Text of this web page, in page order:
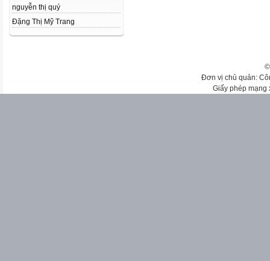
nguyễn thị quý
Đặng Thị Mỹ Trang
Đơn vị chủ quản:
Giấy phép mạng